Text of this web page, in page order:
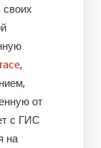
своих
,
от
с ГИС
на